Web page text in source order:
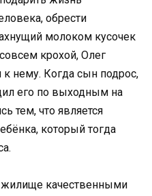
обрести
молоком кусочек
крохой, Олег
к нему. Когда сын подрос,
его по выходным на
тем, что является
который тогда
жилище качественными